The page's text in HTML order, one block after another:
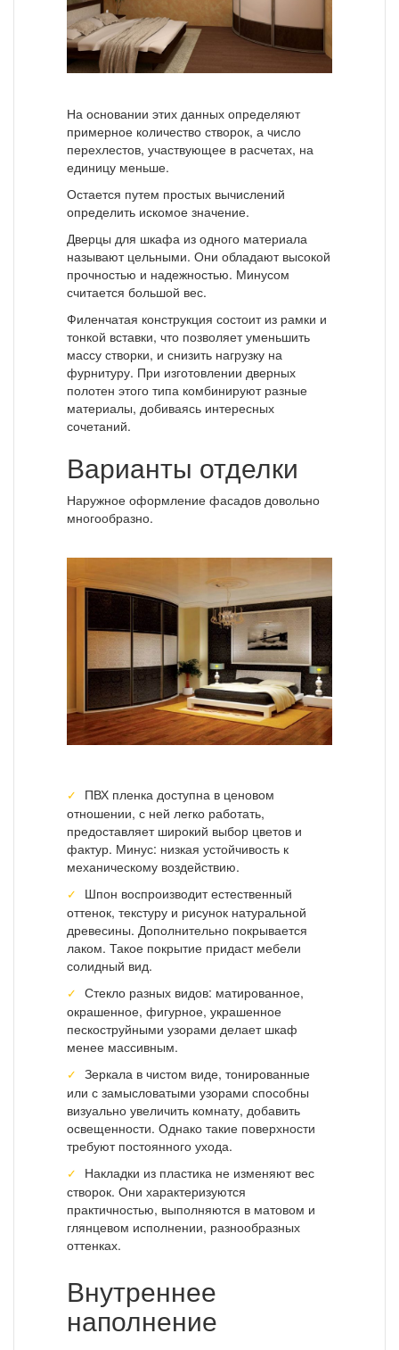
На основании этих данных определяют
примерное количество створок, а число
перехлестов, участвующее в расчетах, на
единицу меньше.
Остается путем простых вычислений
определить искомое значение.
Дверцы для шкафа из одного материала
называют цельными. Они обладают высокой
прочностью и надежностью. Минусом
считается большой вес.
Филенчатая конструкция состоит из рамки и
тонкой вставки, что позволяет уменьшить
массу створки, и снизить нагрузку на
фурнитуру. При изготовлении дверных
полотен этого типа комбинируют разные
материалы, добиваясь интересных
сочетаний.
Варианты отделки
Наружное оформление фасадов довольно
многообразно.
ПВХ пленка доступна в ценовом
отношении, с ней легко работать,
предоставляет широкий выбор цветов и
фактур. Минус: низкая устойчивость к
механическому воздействию.
Шпон воспроизводит естественный
оттенок, текстуру и рисунок натуральной
древесины. Дополнительно покрывается
лаком. Такое покрытие придаст мебели
солидный вид.
Стекло разных видов: матированное,
окрашенное, фигурное, украшенное
пескоструйными узорами делает шкаф
менее массивным.
Зеркала в чистом виде, тонированные
или с замысловатыми узорами способны
визуально увеличить комнату, добавить
освещенности. Однако такие поверхности
требуют постоянного ухода.
Накладки из пластика не изменяют вес
створок. Они характеризуются
практичностью, выполняются в матовом и
глянцевом исполнении, разнообразных
оттенках.
Внутреннее
наполнение